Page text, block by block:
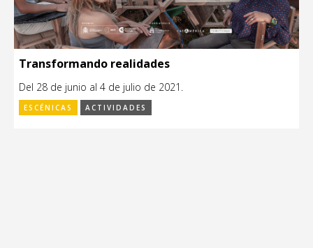
Transformando realidades
Del 28 de junio al 4 de julio de 2021.
ESCÉNICAS ACTIVIDADES